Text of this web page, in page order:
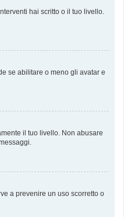
hai scritto o il tuo livello.
se abilitare o meno gli avatar e
il tuo livello. Non abusare
a prevenire un uso scorretto o